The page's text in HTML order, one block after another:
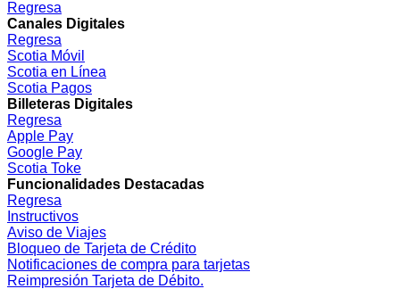
Regresa
Canales Digitales
Regresa
Scotia Móvil
Scotia en Línea
Scotia Pagos
Billeteras Digitales
Regresa
Apple Pay
Google Pay
Scotia Toke
Funcionalidades Destacadas
Regresa
Instructivos
Aviso de Viajes
Bloqueo de Tarjeta de Crédito
Notificaciones de compra para tarjetas
Reimpresión Tarjeta de Débito.